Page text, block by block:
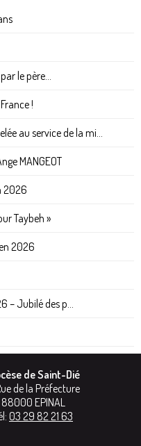
le père...
!
au service de la mi...
MANGEOT
2026
Taybeh »
2026
– Jubilé des p...
de Saint-Dié
de la Préfecture
88000 EPINAL
03 29 82 21 63